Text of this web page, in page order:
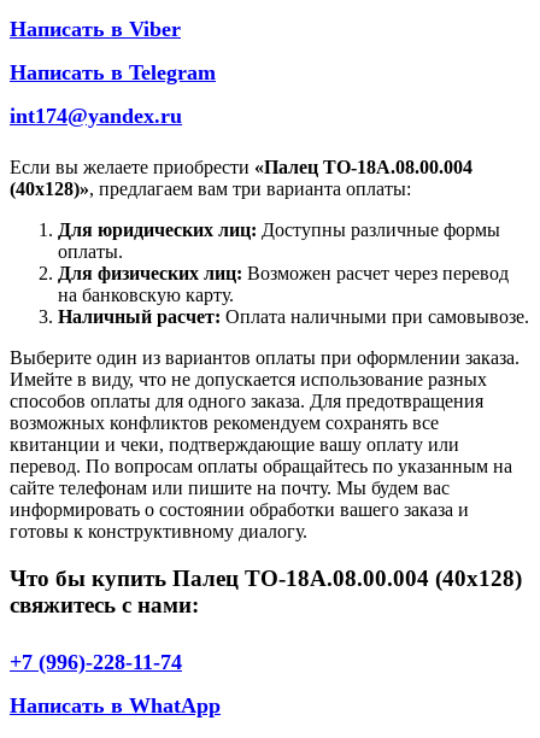
Написать в Viber
Написать в Telegram
int174@yandex.ru
Если вы желаете приобрести «Палец ТО-18А.08.00.004
(40х128)», предлагаем вам три варианта оплаты:
Для юридических лиц: Доступны различные формы
оплаты.
Для физических лиц: Возможен расчет через перевод
на банковскую карту.
Наличный расчет: Оплата наличными при самовывозе.
Выберите один из вариантов оплаты при оформлении заказа.
Имейте в виду, что не допускается использование разных
способов оплаты для одного заказа. Для предотвращения
возможных конфликтов рекомендуем сохранять все
квитанции и чеки, подтверждающие вашу оплату или
перевод. По вопросам оплаты обращайтесь по указанным на
сайте телефонам или пишите на почту. Мы будем вас
информировать о состоянии обработки вашего заказа и
готовы к конструктивному диалогу.
Что бы купить Палец ТО-18А.08.00.004 (40х128)
свяжитесь с нами:
+7 (996)-228-11-74
Написать в WhatApp